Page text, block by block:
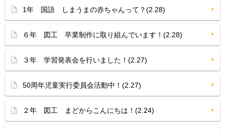
1年 国語 しまうまの赤ちゃんって？(2.28)
６年 図工 卒業制作に取り組んでいます！(2.28)
３年 学習発表会を行いました！(2.27)
50周年児童実行委員会活動中！(2.27)
２年 図工 まどからこんにちは！(2.24)